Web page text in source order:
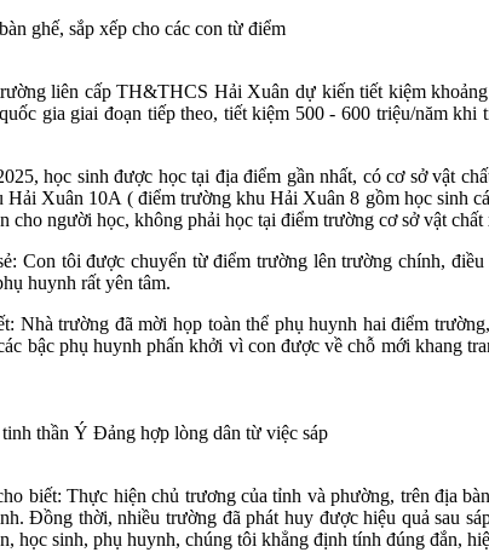
ghế, sắp xếp cho các con từ điểm
liên cấp TH&THCS Hải Xuân dự kiến tiết kiệm
gia giai đoạn tiếp theo, tiết kiệm 500 - 600 triệu/năm
học sinh được học tại địa điểm gần nhất, có cơ sở vật
Xuân 10A ( điểm trường khu Hải Xuân 8 gồm học sinh
người học, không phải học tại điểm trường cơ sở vật chất
Con tôi được chuyển từ điểm trường lên trường chính,
huynh rất yên tâm.
trường đã mời họp toàn thể phụ huynh hai điểm
bậc phụ huynh phấn khởi vì con được về chỗ mới khang
thần Ý Đảng hợp lòng dân từ việc sáp
Thực hiện chủ trương của tỉnh và phường, trên địa
Đồng thời, nhiều trường đã phát huy được hiệu quả sau
học sinh, phụ huynh, chúng tôi khẳng định tính đúng đắn,